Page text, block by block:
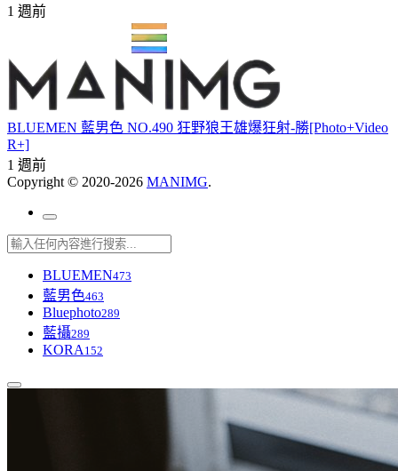
1 週前
BLUEMEN 藍男色 NO.490 狂野狼王雄爆狂射-勝[Photo+Video
R+]
1 週前
Copyright © 2020-2026 MANIMG.
BLUEMEN473
藍男色463
Bluephoto289
藍攝289
KORA 152